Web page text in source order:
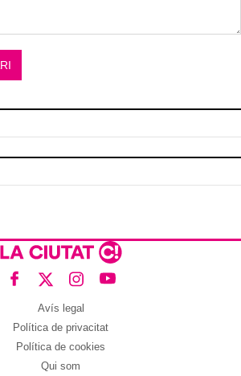
Avís legal
Política de privacitat
Política de cookies
Qui som